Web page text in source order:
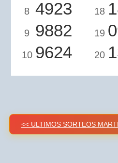
8 4923
9 9882
10 9624
18
19
20
<< ULTIMOS SORTEOS